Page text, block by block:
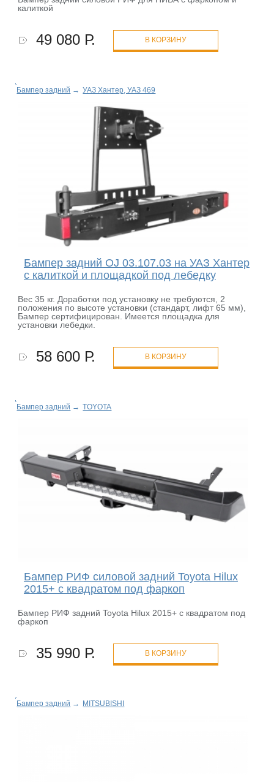
калиткой
49 080 Р. В КОРЗИНУ
Бампер задний → УАЗ Хантер, УАЗ 469
Бампер задний OJ 03.107.03 на УАЗ Хантер
с калиткой и площадкой под лебедку
Вес 35 кг. Доработки под установку не требуются, 2
положения по высоте установки (стандарт, лифт 65 мм),
Бампер сертифицирован. Имеется площадка для
установки лебедки.
58 600 Р. В КОРЗИНУ
Бампер задний → TOYOTA
Бампер РИФ силовой задний Toyota Hilux
2015+ с квадратом под фаркоп
Бампер РИФ задний Toyota Hilux 2015+ с квадратом под
фаркоп
35 990 Р. В КОРЗИНУ
Бампер задний → MITSUBISHI